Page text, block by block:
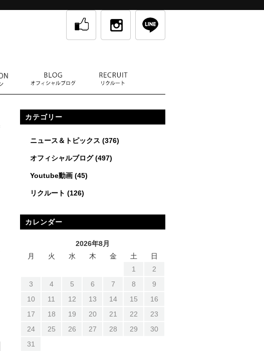
カテゴリー
ニュース＆トピックス (376)
オフィシャルブログ(497)
Youtube動画 (45)
リクルート (126)
カレンダー
2026年8月
月
火 水 木 金 土
日
1
2
3
4 5 6 7 8
9
10
11 12 13 14 15
16
17
18 19 20 21 22
23
24
25 26 27 28 29
30
31